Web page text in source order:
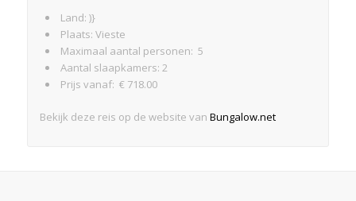
Land: )}
Plaats: Vieste
Maximaal aantal personen: 5
Aantal slaapkamers: 2
Prijs vanaf: € 718.00
Bekijk deze reis op de website van Bungalow.net